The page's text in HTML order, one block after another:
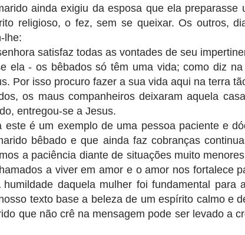
ainda exigiu da esposa que ela preparasse
religioso, o fez, sem se queixar. Os outros,
lhe:
satisfaz todas as vontades de seu
ela - os bêbados só têm uma vida; como diz
Por isso procuro fazer a sua vida aqui na terra
os maus companheiros deixaram aquela
entregou-se a Jesus.
este é um exemplo de uma pessoa paciente e
bêbado e que ainda faz cobranças
a paciência diante de situações muito
a viver em amor e o amor nos fortalece
humildade daquela mulher foi fundamental para
texto base a beleza de um espírito calmo e
que não crê na mensagem pode ser levado a